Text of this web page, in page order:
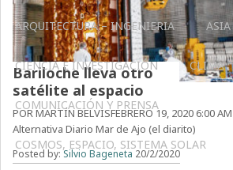
ARQUITECTURA – INGENIERIA ASIA
CIENCIA E INVESTIGACIÓN CLIMA
COMUNICACIÓN Y PRENSA
COSMOS, ESPACIO, SISTEMA SOLAR
Bariloche lleva otro
satélite al espacio
POR MARTÍN BELVISFEBRERO 19, 2020 6:00
Alternativa Diario Mar de Ajo (el diarito)
Posted by:Silvio Bageneta 20/2/2020